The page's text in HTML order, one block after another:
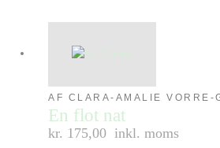
AF CLARA-AMALIE VORRE-
En flot nat
kr. 175,00 inkl. moms